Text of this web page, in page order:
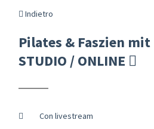
Indietro
Pilates & Faszien mit
STUDIO / ONLINE
Con livestream